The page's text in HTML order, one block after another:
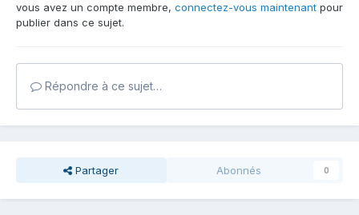
vous avez un compte membre, connectez-vous maintenant pour
publier dans ce sujet.
Répondre à ce sujet…
Partager Abonnés 0